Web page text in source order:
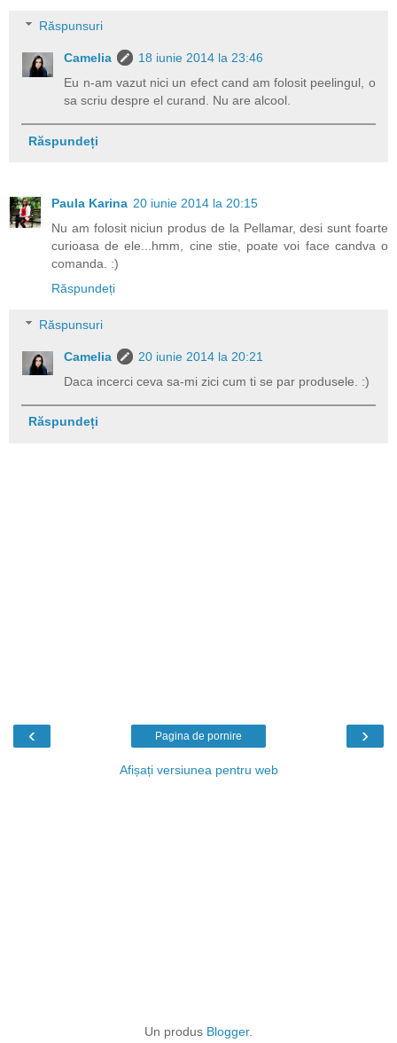
Răspunsuri
Camelia
18 iunie 2014 la 23:46
Eu n-am vazut nici un efect cand am folosit peelingul, o
sa scriu despre el curand. Nu are alcool.
Răspundeți
Paula Karina 20 iunie 2014 la 20:15
Nu am folosit niciun produs de la Pellamar, desi sunt foarte
curioasa de ele...hmm, cine stie, poate voi face candva o
comanda. :)
Răspundeți
Răspunsuri
Camelia
20 iunie 2014 la 20:21
Daca incerci ceva sa-mi zici cum ti se par produsele. :)
Răspundeți
‹ ›
Pagina de pornire
Afișați versiunea pentru web
Un produs Blogger.